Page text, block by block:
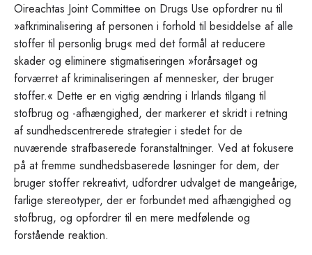
Oireachtas Joint Committee on Drugs Use opfordrer nu til
»afkriminalisering af personen i forhold til besiddelse af alle
stoffer til personlig brug« med det formål at reducere
skader og eliminere stigmatiseringen »forårsaget og
forværret af kriminaliseringen af mennesker, der bruger
stoffer.« Dette er en vigtig ændring i Irlands tilgang til
stofbrug og -afhængighed, der markerer et skridt i retning
af sundhedscentrerede strategier i stedet for de
nuværende strafbaserede foranstaltninger. Ved at fokusere
på at fremme sundhedsbaserede løsninger for dem, der
bruger stoffer rekreativt, udfordrer udvalget de mangeårige,
farlige stereotyper, der er forbundet med afhængighed og
stofbrug, og opfordrer til en mere medfølende og
forstående reaktion.